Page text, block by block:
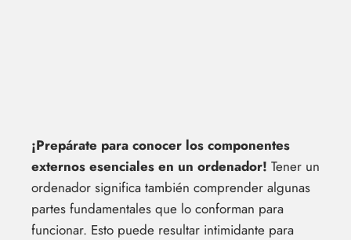
¡Prepárate para conocer los componentes
externos esenciales en un ordenador! Tener un
ordenador significa también comprender algunas
partes fundamentales que lo conforman para
funcionar. Esto puede resultar intimidante para